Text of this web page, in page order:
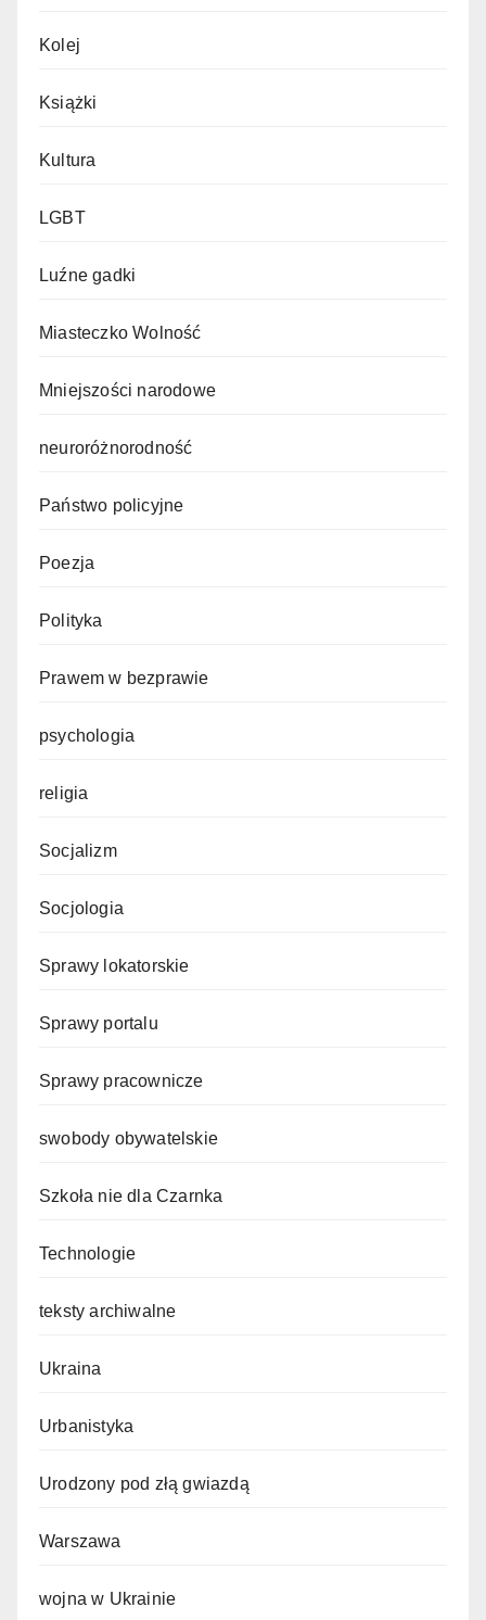
Kolej
Książki
Kultura
LGBT
Luźne gadki
Miasteczko Wolność
Mniejszości narodowe
neuroróżnorodność
Państwo policyjne
Poezja
Polityka
Prawem w bezprawie
psychologia
religia
Socjalizm
Socjologia
Sprawy lokatorskie
Sprawy portalu
Sprawy pracownicze
swobody obywatelskie
Szkoła nie dla Czarnka
Technologie
teksty archiwalne
Ukraina
Urbanistyka
Urodzony pod złą gwiazdą
Warszawa
wojna w Ukrainie